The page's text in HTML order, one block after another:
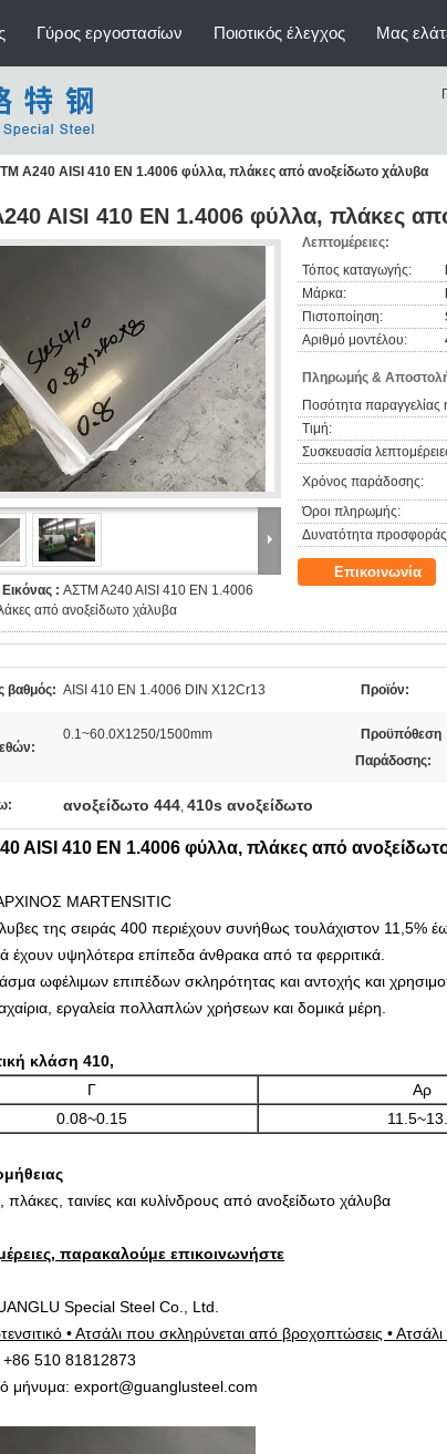
Γύρος εργοστασίων Ποιοτικός έλεγχος Μας
A240 AISI 410 EN 1.4006 φύλλα, πλάκες από ανοξείδωτο χάλυβα
AISI 410 EN 1.4006 φύλλα, πλάκες
: ΑΣTM A240 AISI 410 EN 1.4006
από ανοξείδωτο χάλυβα
Λεπτομέρειες:
Τόπος καταγωγής:
Μάρκα:
Πιστοποίηση:
Αριθμό μοντέλου:
Πληρωμής &
Ποσότητα παραγγελίας
Τιμή:
Συσκευασία
Χρόνος παράδοσης:
Όροι πληρωμής:
Δυνατότητα
Επικοινωνία
βαθμός: AISI 410 EN 1.4006 DIN X12Cr13 Προϊόν:
0.1~60.0X1250/1500mm
Προϋπόθεση
Παράδοσης:
ανοξείδωτο 444, 410s ανοξείδωτο
AISI 410 EN 1.4006 φύλλα, πλάκες από
MARTENSITIC
της σειράς 400 περιέχουν συνήθως τουλάχιστον 11,5%
έχουν υψηλότερα επίπεδα άνθρακα από τα φερριτικά.
ωφέλιμων επιπέδων σκληρότητας και αντοχής και
εργαλεία πολλαπλών χρήσεων και δομικά μέρη.
κλάση 410,
Γ
Αρ
0.08~0.15
ταινίες και κυλίνδρους από ανοξείδωτο χάλυβα
παρακαλούμε επικοινωνήστε
Special Steel Co., Ltd.
• Ατσάλι που σκληρύνεται από βροχοπτώσεις • Ατσάλι
510 81812873
μήνυμα: export@guanglusteel.com